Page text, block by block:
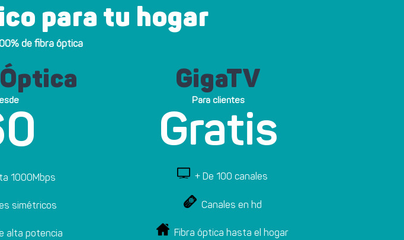
para tu hogar
de fibra óptica
1000Mbps
simétricos
alta potencia
GigaTV
Para clientes
Gratis
+ De 100 canales
Canales en hd
Fibra óptica hasta el hogar